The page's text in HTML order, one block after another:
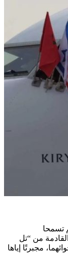
تسمحا
22-12-2020، للرحلة “إل واي 555” القادمة من “تل
مجبرتًا إياها